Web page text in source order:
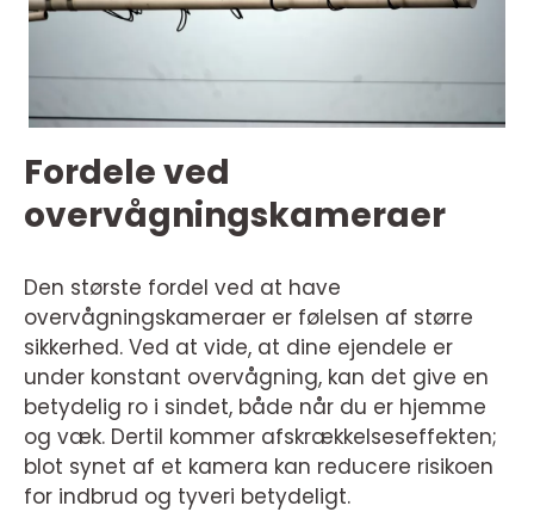
Fordele ved
overvågningskameraer
Den største fordel ved at have
overvågningskameraer er følelsen af større
sikkerhed. Ved at vide, at dine ejendele er
under konstant overvågning, kan det give en
betydelig ro i sindet, både når du er hjemme
og væk. Dertil kommer afskrækkelseseffekten;
blot synet af et kamera kan reducere risikoen
for indbrud og tyveri betydeligt.